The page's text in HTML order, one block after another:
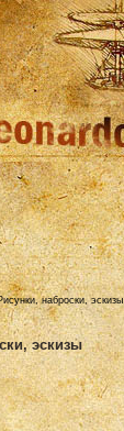
наброски, эскизы
эскизы